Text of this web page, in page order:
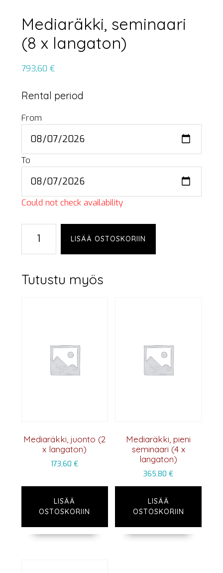
Mediaräkki, seminaari
(8 x langaton)
793,60 €
Rental period
From
To
Could not check availability
seminaari
(8
langaton)
LISÄÄ OSTOSKORIIN
Tutustu myös
Mediaräkki, juonto (2
x langaton)
173,60€
LISÄÄ
OSTOSKORIIN
Mediaräkki, pieni
seminaari (4 x
langaton)
365,80€
LISÄÄ
OSTOSKORIIN